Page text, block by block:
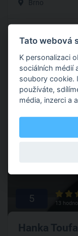
Brno
odstranit bolesti,
bolesti do kondice.
Zdravotní
5 13
Hanka
Tato webová
K personalizaci
sociálních médií
soubory cookie.
používáte,
média, inzerci a